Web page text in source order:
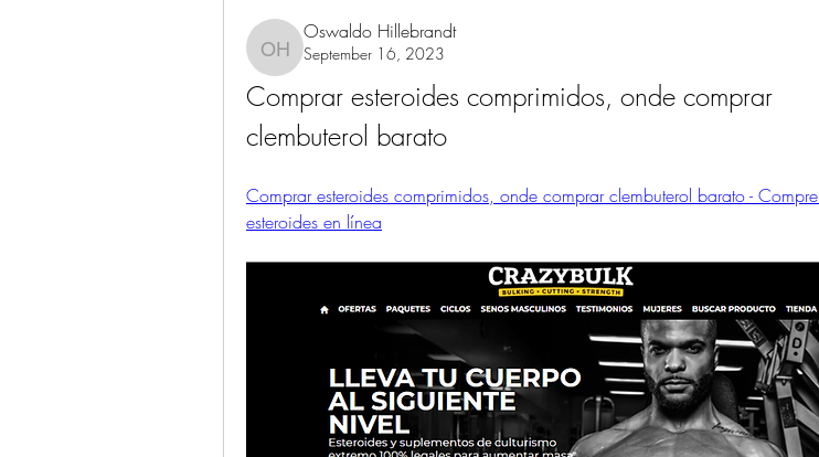
Oswaldo Hillebrandt
Oswaldo Hillebrandt
September 16, 2023
Comprar esteroides comprimidos, onde comprar
clembuterol barato
Comprar esteroides comprimidos, onde comprar clembuterol barato - Compre
esteroides en línea